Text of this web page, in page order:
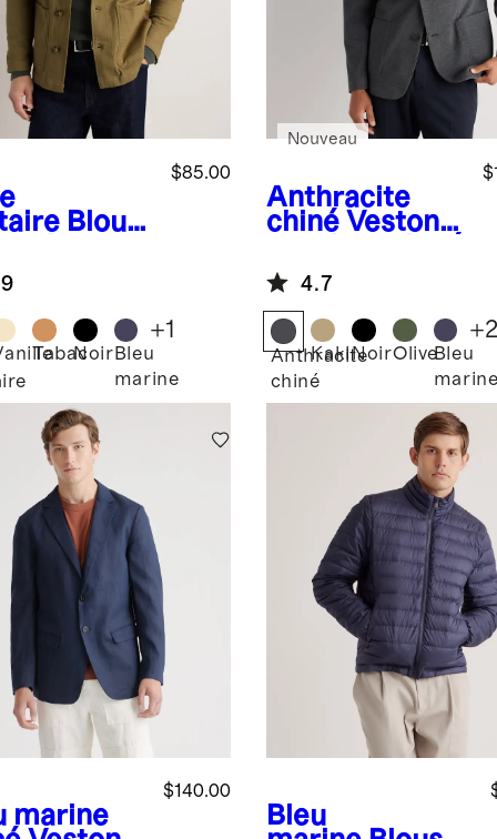
Blous
en
$85.00
TabacNoir Bleu
marine
+1
Anthracite
chiné Veston
de coton
Nouveau
4.7
Anthracite
chiné
KakiNoirOliveBleu
+
marine
$140.00
Bleu